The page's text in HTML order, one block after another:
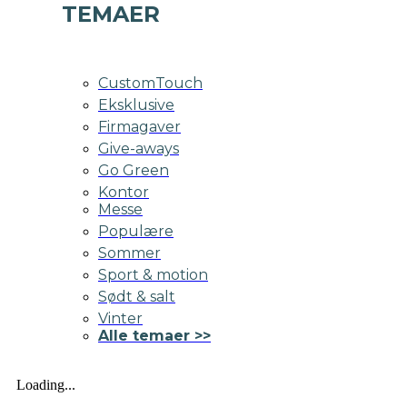
TEMAER
CustomTouch
Eksklusive
Firmagaver
Give-aways
Go Green
Kontor
Messe
Populære
Sommer
Sport & motion
Sødt & salt
Vinter
Alle temaer >>
Loading...